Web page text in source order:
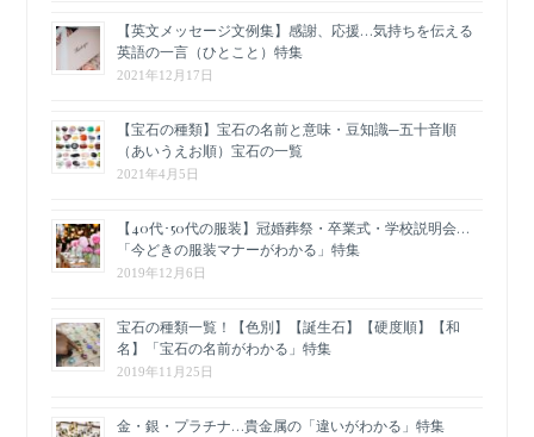
【英文メッセージ文例集】感謝、応援…気持ちを伝える
英語の一言（ひとこと）特集
2021年12月17日
【宝石の種類】宝石の名前と意味・豆知識─五十音順
（あいうえお順）宝石の一覧
2021年4月5日
【40代･50代の服装】冠婚葬祭・卒業式・学校説明会…
「今どきの服装マナーがわかる」特集
2019年12月6日
宝石の種類一覧！【色別】【誕生石】【硬度順】【和
名】「宝石の名前がわかる」特集
2019年11月25日
金・銀・プラチナ…貴金属の「違いがわかる」特集